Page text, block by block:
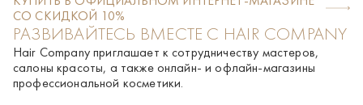
Смойте водой, приступите к этапу очищения и
стабилизации.
СО СКИДКОЙ 10%
РАЗВИВАЙТЕСЬ ВМЕСТЕ С HAIR COMPANY
Hair Company приглашает к сотрудничеству мастеров,
салоны красоты, а также онлайн- и офлайн-магазины
профессиональной косметики.